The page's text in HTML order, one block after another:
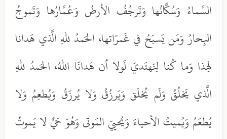
السَّماءُ وَسُكَّانُها وَتَرجُفُ الأرضُ وَعُمَّارُها وَتَموجُ
البِحارُ وَمَن يَسبَحُ في غَمرّاتها، الحَمدُ للهِ الَّذي هَدانا
لِهذا وَما كُنا لِنَهتَديَ لَولا أن هَدانَا اللهُ، الحَمدُ للهِ
الَّذي يَخلُقُ وَلَم يُخلَق وَيَرزُقُ وَلا يُرزَقُ وَيُطعِمُ وَلا
يُطعَمُ وَيُميتُ الأحياءَ وَيُحييَ المَوتى وَهُوَ حَيٌ لا يَموتُ